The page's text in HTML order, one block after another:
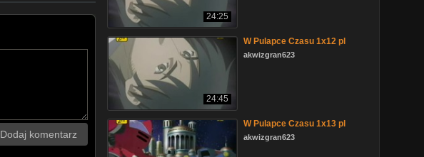
Dodaj komentarz
24:25
24:45
W Pulapce Czasu 1x12 pl
akwizgran623
W Pulapce Czasu 1x13 pl
akwizgran623